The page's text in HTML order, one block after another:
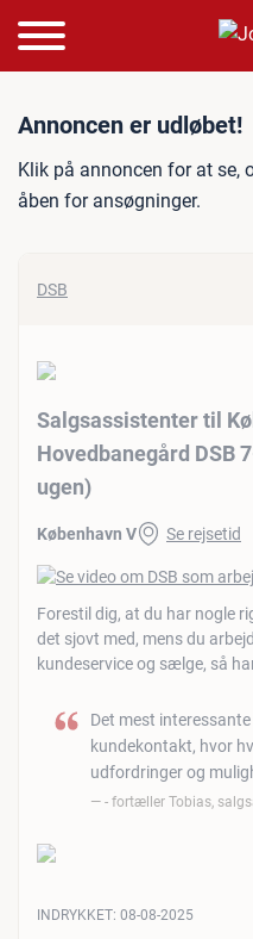
Annoncen er udløbet!
Klik på annoncen for at se,
åben for ansøgninger.
DSB
Salgsassistenter til
Hovedbanegård DSB
ugen)
København V Se rejsetid
Forestil dig, at du har nogle
det sjovt med, mens du
kundeservice og sælge, så
Det mest
kundekontakt, hvor
udfordringer og
- fortæller Tobias,
INDRYKKET: 08-08-2025